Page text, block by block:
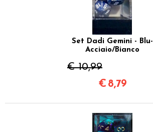
Set Dadi Gemini - Blu-
Acciaio/Bianco
€ 10,99
€ 8,79